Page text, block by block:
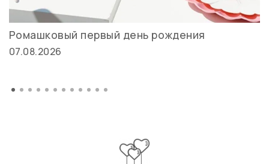
Ромашковый первый день рождения
07.08.2026